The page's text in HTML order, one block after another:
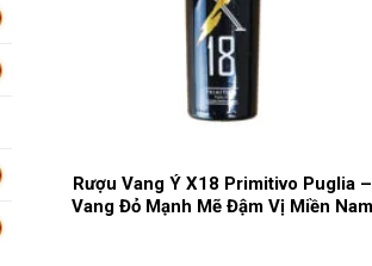
Rượu Vang Ý X18 Primitivo Puglia –
Vang Đỏ Mạnh Mẽ Đậm Vị Miền Nam